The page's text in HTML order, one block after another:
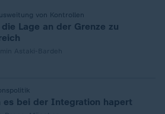
von Kontrollen
Lage an der Grenze zu
es bei der Integration hapert